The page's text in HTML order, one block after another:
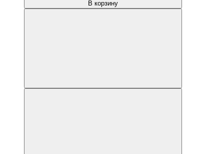
В корзину